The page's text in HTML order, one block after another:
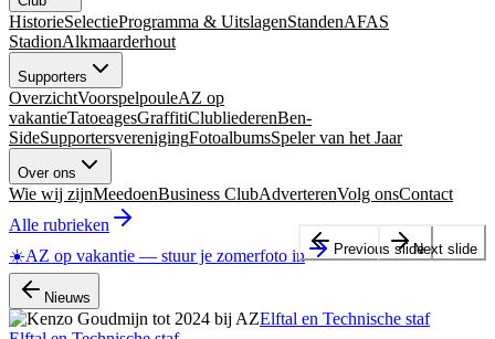
HistorieSelectieProgramma & UitslagenStandenAFAS
StadionAlkmaarderhout
Supporters
OverzichtVoorspelpouleAZ op
vakantieTatoeagesGraffitiClubliederenBen-
SideSupportersverenigingFotoalbumsSpeler van het Jaar
Over ons
Wie wij zijnMeedoenBusiness ClubAdverterenVolg onsContact
Alle rubrieken
☀️AZ op vakantie — stuur je zomerfoto in
Nieuws
Elftal en Technische staf
Previous slideNext slide